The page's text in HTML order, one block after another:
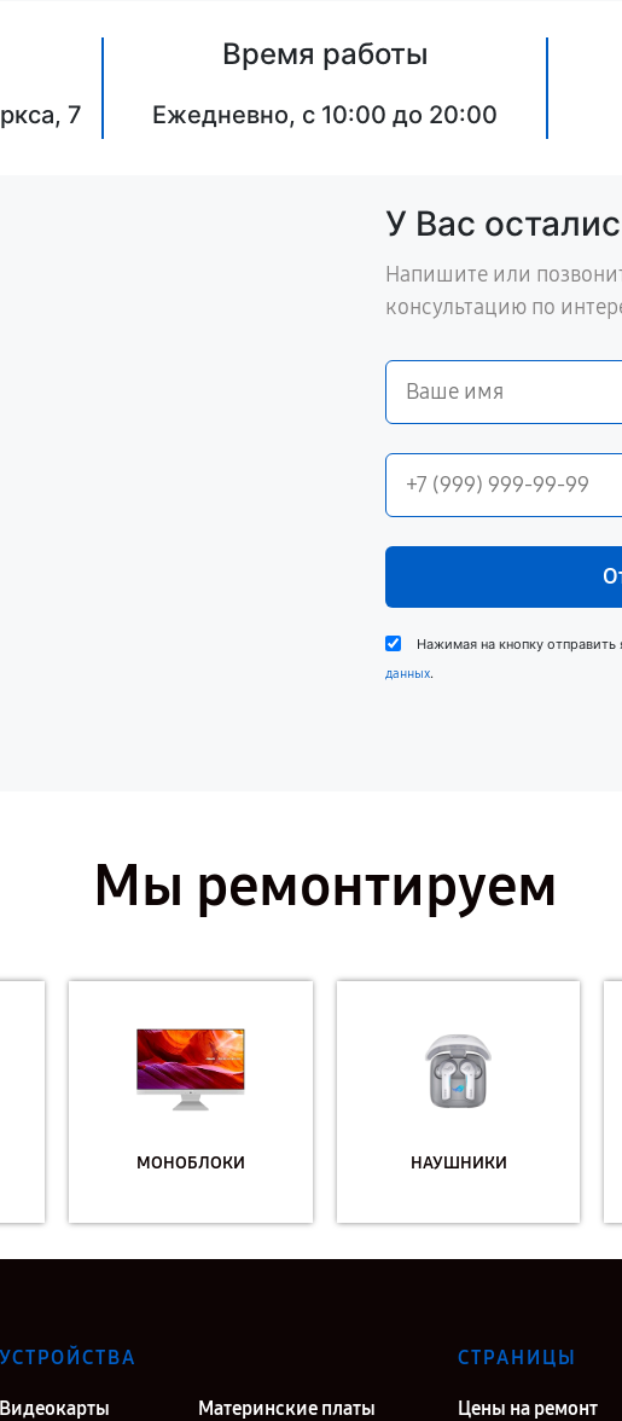
7
Время работы
Ежедневно, с 10:00 до 20:00
У Вас
Напишите или
консультацию по
Нажимая на кнопку
данных.
Мы ремонтируем
МОНОБЛОКИ НАУШНИКИ
УСТРОЙСТВА
Видеокарты Материнские платы
СТРАНИЦЫ
Цены на ремонт